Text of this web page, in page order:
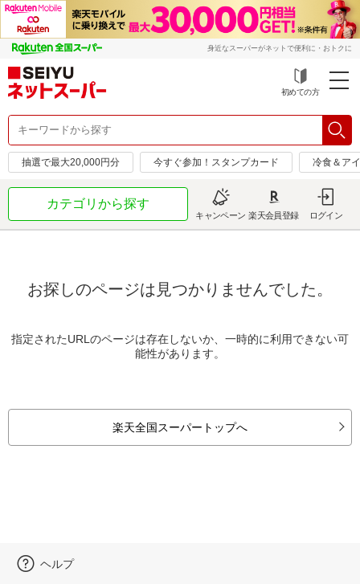
身近なスーパーがネットで便利に・おトクに
初めての方
抽選で最大20,000円分 今すぐ参加！スタンプカード 冷食＆ア
カテゴリから探す
キャンペーン 楽天会員登録 ログイン
お探しのページは見つかりませんでした。
指定されたURLのページは存在しないか、一時的に利用できない可
能性があります。
楽天全国スーパートップへ
ヘルプ